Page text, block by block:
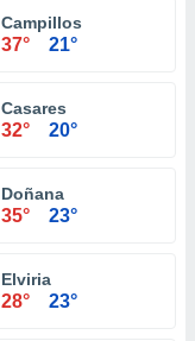
Campillos
37° 21°
Casares
32° 20°
Doñana
35° 23°
Elviria
28° 23°